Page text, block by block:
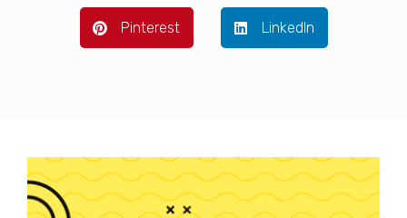
Pinterest LinkedIn